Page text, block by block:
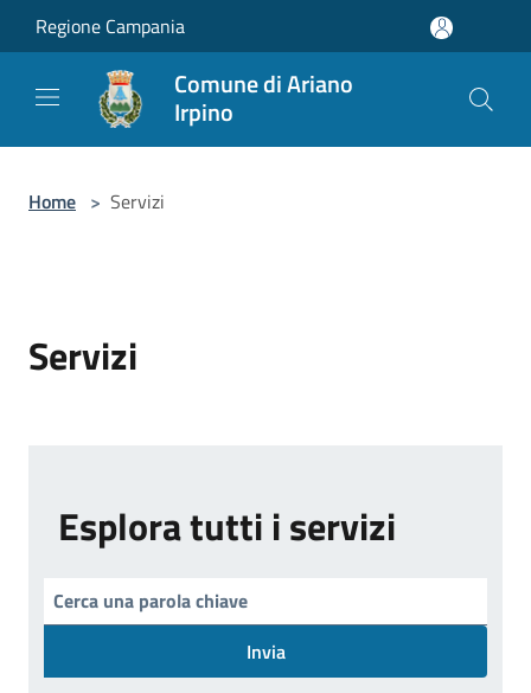
Salta al contenuto principale
Regione Campania
Comune di Ariano
Irpino
Home > Servizi
Servizi
Esplora tutti i servizi
Invia